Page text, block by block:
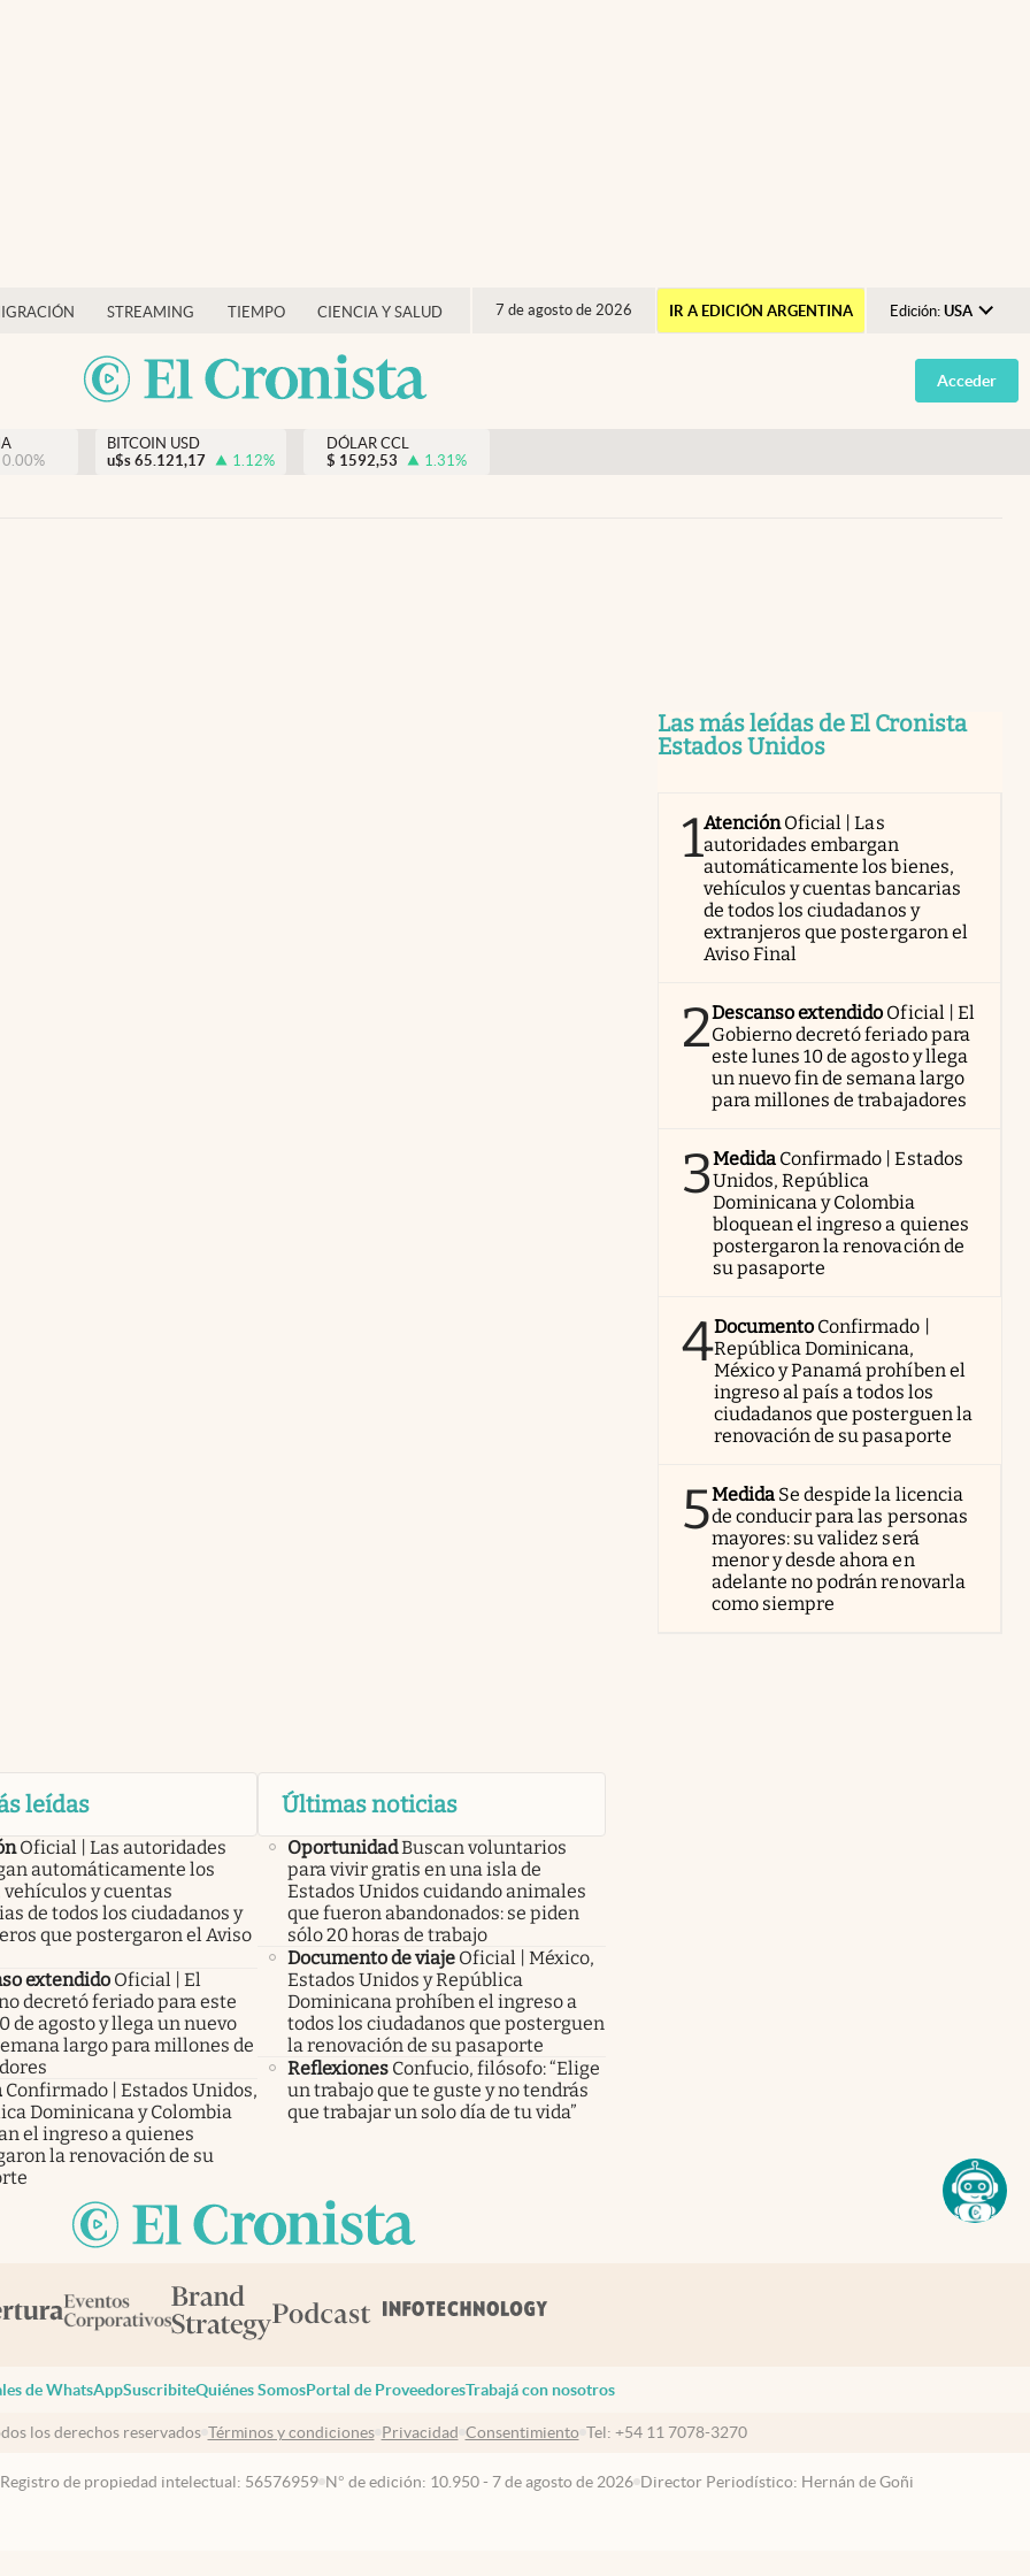
STREAMING TIEMPO CIENCIA Y SALUD 7 de agosto de 2026 IR A EDICIÓN ARGENTINA Edición: USA
Argentina
España
Acceder
0.00%
BITCOIN USD
u$s 65.121,17 1.12%
DÓLAR CCL
$ 1592,53 1.31%
Las más leídas de El Cronista
Estados Unidos
1AtenciónOficial | Las
autoridades embargan
automáticamente los bienes,
vehículos y cuentas bancarias
de todos los ciudadanos y
extranjeros que postergaron el
Aviso Final
2Descanso extendido Oficial | El
Gobierno decretó feriado para
este lunes 10 de agosto y llega
un nuevo fin de semana largo
para millones de trabajadores
3Medida Confirmado | Estados
Unidos, República
Dominicana y Colombia
bloquean el ingreso a quienes
postergaron la renovación de
su pasaporte
4Documento Confirmado |
República Dominicana,
México y Panamá prohíben el
ingreso al país a todos los
ciudadanos que posterguen la
renovación de su pasaporte
5Medida Se despide la licencia
de conducir para las personas
mayores: su validez será
menor y desde ahora en
adelante no podrán renovarla
como siempre
leídas
Oficial | Las autoridades
automáticamente los
vehículos y cuentas
de todos los ciudadanos y
que postergaron el Aviso
extendido Oficial | El
decretó feriado para este
de agosto y llega un nuevo
largo para millones de
Confirmado | Estados Unidos,
Dominicana y Colombia
el ingreso a quienes
la renovación de su
Últimas noticias
OportunidadBuscan voluntarios
para vivir gratis en una isla de
Estados Unidos cuidando animales
que fueron abandonados: se piden
sólo 20 horas de trabajo
Documento de viaje Oficial | México,
Estados Unidos y República
Dominicana prohíben el ingreso a
todos los ciudadanos que posterguen
la renovación de su pasaporte
Reflexiones Confucio, filósofo: “Elige
un trabajo que te guste y no tendrás
que trabajar un solo día de tu vida”
de WhatsAppSuscribiteQuiénes SomosPortal de ProveedoresTrabajá con nosotros
los derechos reservados Términos y condiciones Privacidad Consentimiento Tel: +54 11 7078-3270
de propiedad intelectual: 56576959 N° de edición: 10.950 - 7 de agosto de 2026 Director Periodístico: Hernán de Goñi